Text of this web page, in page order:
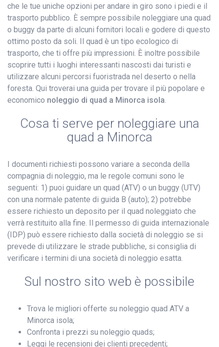
che le tue uniche opzioni per andare in giro sono i piedi e il
trasporto pubblico. È sempre possibile noleggiare una quad
o buggy da parte di alcuni fornitori locali e godere di questo
ottimo posto da soli. Il quad è un tipo ecologico di
trasporto, che ti offre più impressioni. È inoltre possibile
scoprire tutti i luoghi interessanti nascosti dai turisti e
utilizzare alcuni percorsi fuoristrada nel deserto o nella
foresta. Qui troverai una guida per trovare il più popolare e
economico noleggio di quad a Minorca isola.
Cosa ti serve per noleggiare una
quad a Minorca
I documenti richiesti possono variare a seconda della
compagnia di noleggio, ma le regole comuni sono le
seguenti: 1) puoi guidare un quad (ATV) o un buggy (UTV)
con una normale patente di guida B (auto); 2) potrebbe
essere richiesto un deposito per il quad noleggiato che
verrà restituito alla fine. Il permesso di guida internazionale
(IDP) può essere richiesto dalla società di noleggio se si
prevede di utilizzare le strade pubbliche, si consiglia di
verificare i termini di una società di noleggio esatta.
Sul nostro sito web è possibile
Trova le migliori offerte su noleggio quad ATV a
Minorca isola;
Confronta i prezzi su noleggio quads;
Leggi le recensioni dei clienti precedenti;